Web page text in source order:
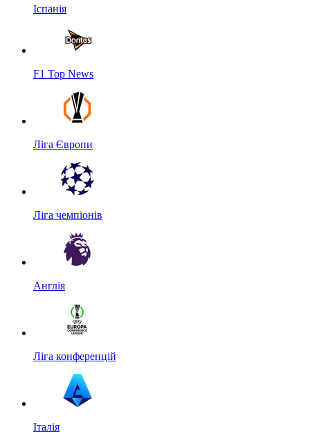
Іспанія
F1 Top News
Ліга Європи
Ліга чемпіонів
Англія
Ліга конференцій
Італія